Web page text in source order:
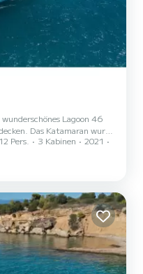
Lagoon 46
Das Katamaran wurde
auf See. Das Boot hat
von 8 Personen.
wird es Ihr perfekter
Pers. 3 Kabinen
2021